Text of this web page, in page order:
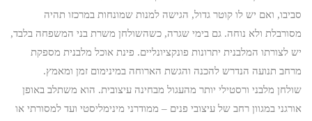
סביבו, ואם יש לו קוטר גדול, הגישה למנות שמונחות במרכזו תהיה
מסורבלת ולא נוחה. גם בימי שגרה, כשהשולחן משרת בני המשפחה בלבד,
יש לצורתו המלבנית יתרונות פונקציונליים. פינת אוכל מלבנית מספקת
מרחב תנועה הנדרש להכנה והגשת הארוחה במינימום זמן ומאמץ.
שולחן מלבני ורסטילי יותר מהעגול מבחינה עיצובית. הוא משתלב באופן
אורגני במגוון רחב של עיצובי פנים – ממודרני מינימליסטי ועד למסורתי או